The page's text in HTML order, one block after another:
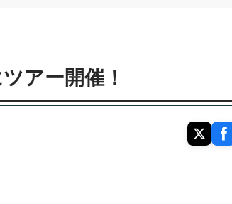
アー開催！